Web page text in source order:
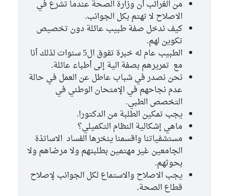
من الغرائب أن وزارة الصحة عندما تشرع في
الاصلاح لا تهتم بكل الجوانب.
كيف ندخل صفة طبيب عائلة دون تخصيص
تكوين لهم.
الطبيب عام له خبرة تفوق ال5 سنوات لذلك أنا
مع تمريرهم بصفة الية إلى أطباء عائلة.
نحن نصدر في شباب عاطل عن العمل في حالة
عدم نجاحهم في الإمتحان الوطني في
التخصص الطبي.
يجب تمكين الطلبة من الدكتورا.
ماهي إشكالية النظام التكميلي؟
مستشفياتنا واقسمنا ينخرها الفساد الاساتذة
الجامعين غير مهتمين بطلبتهم ولا مرضاهم ولا
بحوثهم.
يجب الاصلاح والاستماع لكل الجوانب لإصلاح
قطاع الصحة.